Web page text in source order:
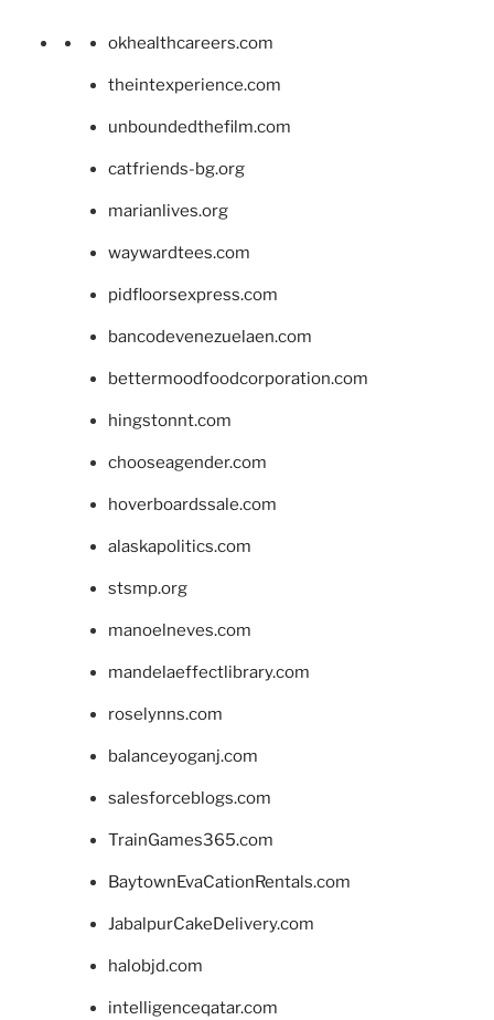
okhealthcareers.com
theintexperience.com
unboundedthefilm.com
catfriends-bg.org
marianlives.org
waywardtees.com
pidfloorsexpress.com
bancodevenezuelaen.com
bettermoodfoodcorporation.com
hingstonnt.com
chooseagender.com
hoverboardssale.com
alaskapolitics.com
stsmp.org
manoelneves.com
mandelaeffectlibrary.com
roselynns.com
balanceyoganj.com
salesforceblogs.com
TrainGames365.com
BaytownEvaCationRentals.com
JabalpurCakeDelivery.com
halobjd.com
intelligenceqatar.com